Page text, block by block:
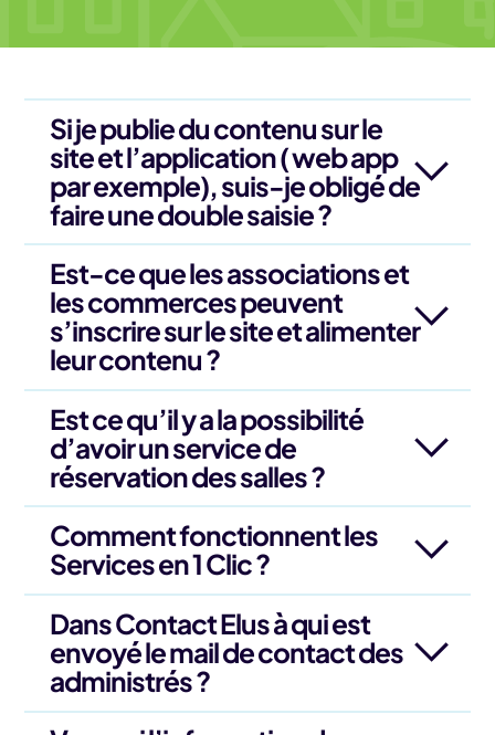
Si je publie du contenu sur le
site et l’application ( web app
par exemple), suis-je obligé de
faire une double saisie ?
Est-ce que les associations et
les commerces peuvent
s’inscrire sur le site et alimenter
leur contenu ?
Est ce qu’il y a la possibilité
d’avoir un service de
réservation des salles ?
Comment fonctionnent les
Services en 1 Clic ?
Dans Contact Elus à qui est
envoyé le mail de contact des
administrés ?